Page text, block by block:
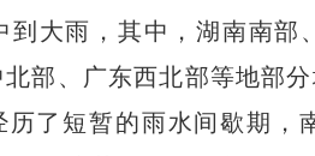
大雨，其中，湖南南部
部、广东西北部等地部分
历了短暂的雨水间歇期，